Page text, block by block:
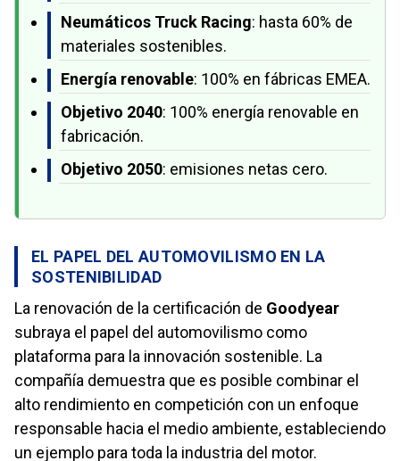
Neumáticos Truck Racing: hasta 60% de
materiales sostenibles.
Energía renovable: 100% en fábricas EMEA.
Objetivo 2040: 100% energía renovable en
fabricación.
Objetivo 2050: emisiones netas cero.
EL PAPEL DEL AUTOMOVILISMO EN LA
SOSTENIBILIDAD
La renovación de la certificación de Goodyear
subraya el papel del automovilismo como
plataforma para la innovación sostenible. La
compañía demuestra que es posible combinar el
alto rendimiento en competición con un enfoque
responsable hacia el medio ambiente, estableciendo
un ejemplo para toda la industria del motor.